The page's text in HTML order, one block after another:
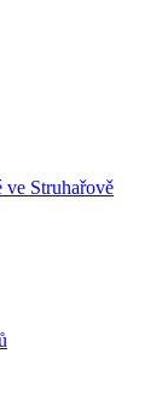
ve Struhařově